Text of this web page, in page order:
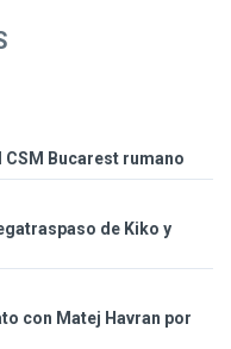
Bucarest rumano
de Kiko y
con Matej Havran por